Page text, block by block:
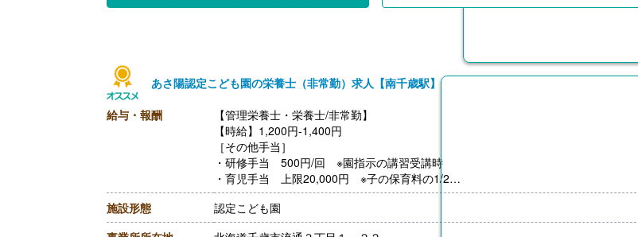
あさ陽認定こども園の栄養士（非常勤）求人【南千歳駅】
給与・報酬
【管理栄養士・栄養士/非常勤】
【時給】1,200円-1,400円
［その他手当］
・研修手当 500円/回 ※園指示の講習受講時
・育児手当 上限20,000円 ※子の保育料の1/2
・キャリアアップ手当 研修受講し修了で1科目1,000円アップ
【賞与】なし
【通勤手当】あり（上限なし）
施設形態
認定こども園